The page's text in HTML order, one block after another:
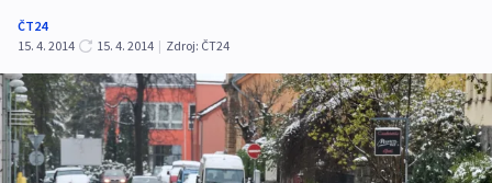
ČT24
15. 4. 2014
15. 4. 2014 | Zdroj: ČT24